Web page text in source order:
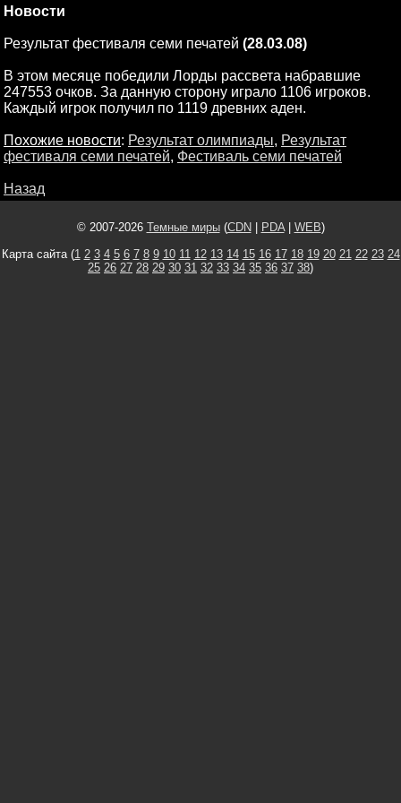
Новости
Результат фестиваля семи печатей (28.03.08)
В этом месяце победили Лорды рассвета набравшие
247553 очков. За данную сторону играло 1106 игроков.
Каждый игрок получил по 1119 древних аден.
Похожие новости: Результат олимпиады, Результат
фестиваля семи печатей, Фестиваль семи печатей
Назад
© 2007-2026 Темные миры(CDN PDA| WEB)
Карта сайта (1 2 3 4 5 6 7 8 9 10 11 12 13 14 15 16 17 18 19 20 21 22 23 24
25 26 27 28 29 30 31 32 33 34 35 36 37 38)